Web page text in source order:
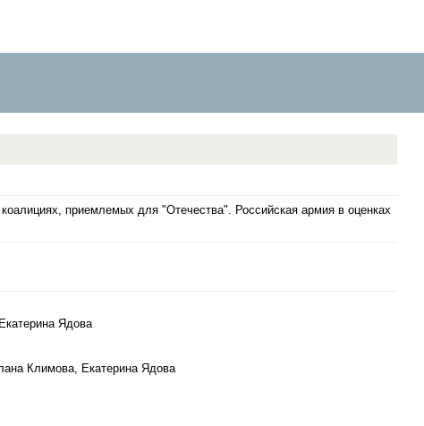
приемлемых для "Отечества". Российская армия в оценках
Ядова
Климова, Екатерина Ядова